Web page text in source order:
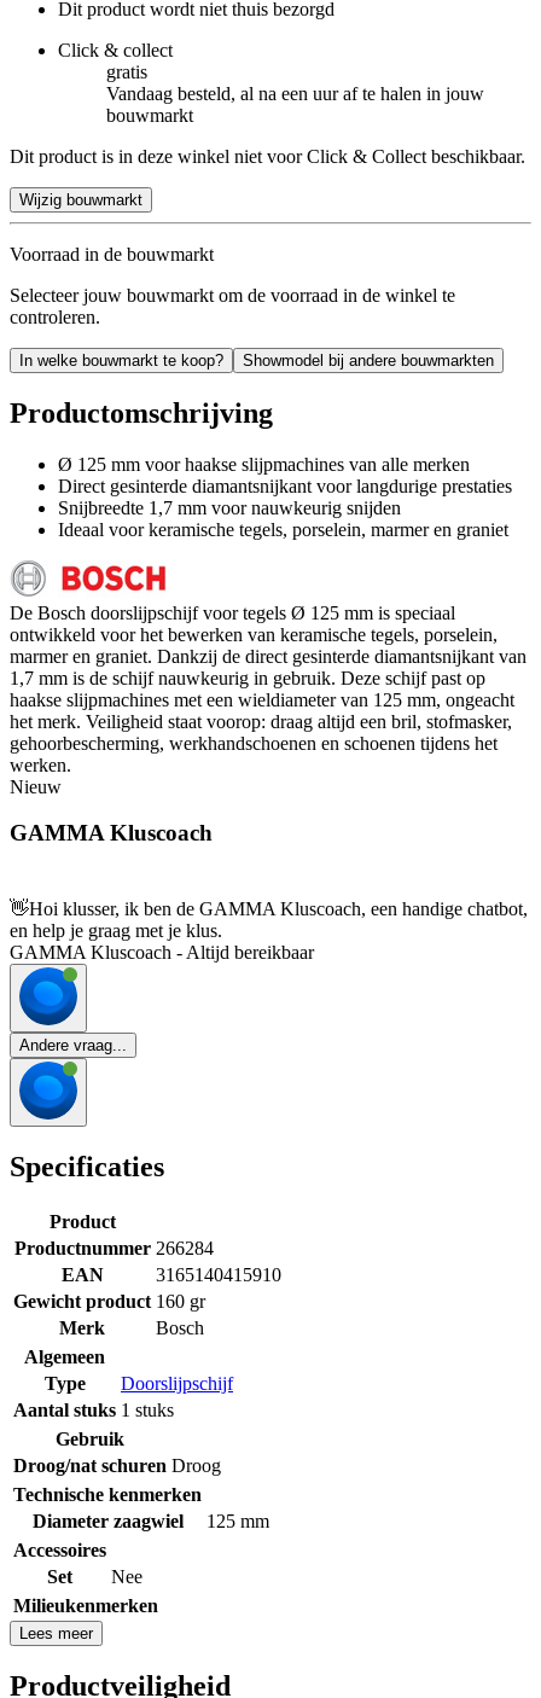
Dit product wordt niet thuis bezorgd
Click & collect
gratis
Vandaag besteld, al na een uur af te halen in jouw
bouwmarkt
Dit product is in deze winkel niet voor Click & Collect beschikbaar.
Wijzig bouwmarkt
Voorraad in de bouwmarkt
Selecteer jouw bouwmarkt om de voorraad in de winkel te
controleren.
In welke bouwmarkt te koop? Showmodel bij andere bouwmarkten
Productomschrijving
Ø 125 mm voor haakse slijpmachines van alle merken
Direct gesinterde diamantsnijkant voor langdurige prestaties
Snijbreedte 1,7 mm voor nauwkeurig snijden
Ideaal voor keramische tegels, porselein, marmer en graniet
De Bosch doorslijpschijf voor tegels Ø 125 mm is speciaal
ontwikkeld voor het bewerken van keramische tegels, porselein,
marmer en graniet. Dankzij de direct gesinterde diamantsnijkant van
1,7 mm is de schijf nauwkeurig in gebruik. Deze schijf past op
haakse slijpmachines met een wieldiameter van 125 mm, ongeacht
het merk. Veiligheid staat voorop: draag altijd een bril, stofmasker,
gehoorbescherming, werkhandschoenen en schoenen tijdens het
werken.
Nieuw
GAMMA Kluscoach
👋Hoi klusser, ik ben de GAMMA Kluscoach, een handige chatbot,
en help je graag met je klus.
GAMMA Kluscoach - Altijd bereikbaar
Andere vraag...
Specificaties
Product
Productnummer 266284
EAN
3165140415910
Gewicht product 160 gr
Merk
Bosch
Algemeen
Type
Doorslijpschijf
Aantal stuks 1 stuks
Gebruik
Droog/nat schuren Droog
Technische kenmerken
Diameter zaagwiel
125 mm
Accessoires
Set
Nee
Milieukenmerken
Lees meer
Productveiligheid